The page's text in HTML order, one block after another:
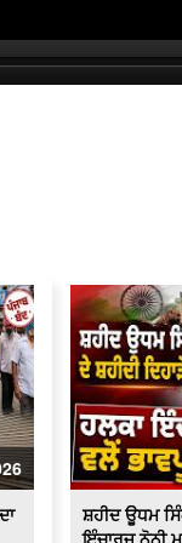
ਸ਼ਹੀਦ ਊਧਮ